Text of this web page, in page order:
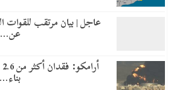
عاجل | بيان مرتقب للقوات
عن…
بناء…